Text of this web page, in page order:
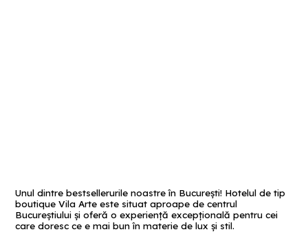
Unul dintre bestsellerurile noastre în București! Hotelul de tip
boutique Vila Arte este situat aproape de centrul
Bucureştiului şi oferă o experienţă excepţională pentru cei
care doresc ce e mai bun în materie de lux şi stil.